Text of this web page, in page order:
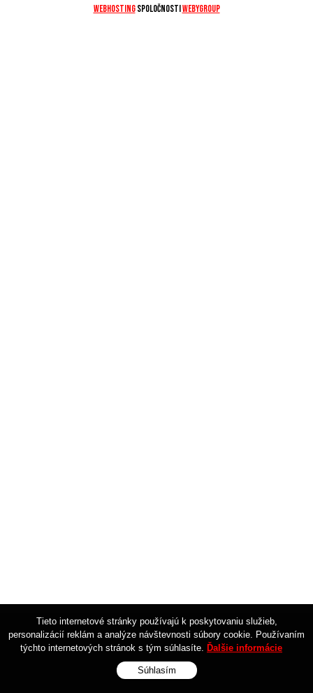
webhostingspoločnosti WEBYGROUP
Tieto internetové stránky používajú k poskytovaniu služieb,
personalizácií reklám a analýze návštevnosti súbory cookie. Používaním
týchto internetových stránok s tým súhlasíte. Ďalšie informácie
Súhlasím